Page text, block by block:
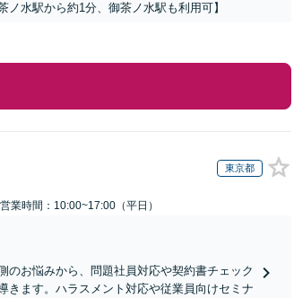
水駅から約1分、御茶ノ水駅も利用可】
東京都
営業時間：10:00~17:00（平日）
のお悩みから、問題社員対応や契約書チェック
きます。ハラスメント対応や従業員向けセミナ